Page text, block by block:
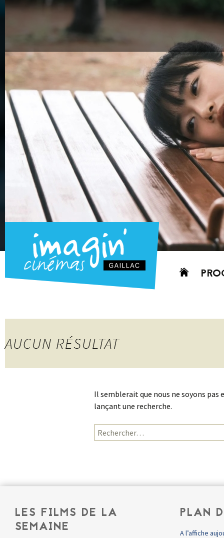
Aller
AUCUN RÉSULTAT
Il semblerait que nous ne soyons pas
lançant une recherche.
Rechercher :
LES FILMS DE LA
SEMAINE
PLAN
A l’affiche